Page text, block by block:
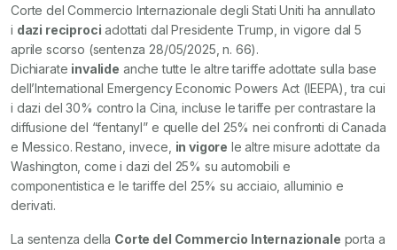
Corte del Commercio Internazionale degli Stati Uniti ha annullato
i dazi reciproci adottati dal Presidente Trump, in vigore dal 5
aprile scorso (sentenza 28/05/2025, n. 66).
Dichiarate invalide anche tutte le altre tariffe adottate sulla base
dell’International Emergency Economic Powers Act (IEEPA), tra cui
i dazi del 30% contro la Cina, incluse le tariffe per contrastare la
diffusione del “fentanyl” e quelle del 25% nei confronti di Canada
e Messico. Restano, invece, in vigore le altre misure adottate da
Washington, come i dazi del 25% su automobili e
componentistica e le tariffe del 25% su acciaio, alluminio e
derivati.
La sentenza della Corte del Commercio Internazionale porta a